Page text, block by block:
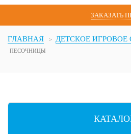
ЗАКАЗАТЬ
ГЛАВНАЯ ДЕТСКОЕ
ПЕСОЧНИЦЫ